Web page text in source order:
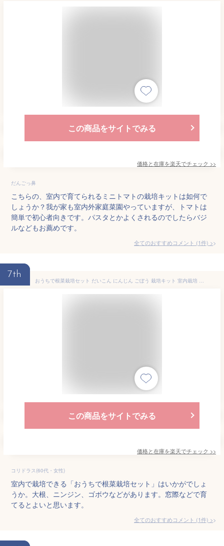
この商品をサイトでみる
価格と在庫を楽天でチェック >>
だんごっ鼻
こちらの、室内で育てられるミニトマトの栽培キットは如何で
しょうか？我が家も室内外家庭菜園やっていますが、トマトは
簡単で初心者向きです。パスタとかよくされるのでしたらバジ
ルなどもお薦めです。
全てのおすすめコメント (1件) >
7th
おうちで根菜栽培セット だいこん にんじん ごぼう 栽培キット 室内栽培 室内園芸 野菜栽培 キッチン菜園 キッチンガーデン かわいい ギフト プチギフト プレゼント ステイホーム 観察 GD891 大根 ニンジン ゴボウ 聖新陶芸 父の日 自由研究
この商品をサイトでみる
価格と在庫を楽天でチェック >>
コリドラス(60代・女性)
室内で栽培できる「おうちで根菜栽培セット」はいかがでしょ
うか。大根、ニンジン、ゴボウなどがあります。窓際などで育
てるとよいと思います。
全てのおすすめコメント (1件) >